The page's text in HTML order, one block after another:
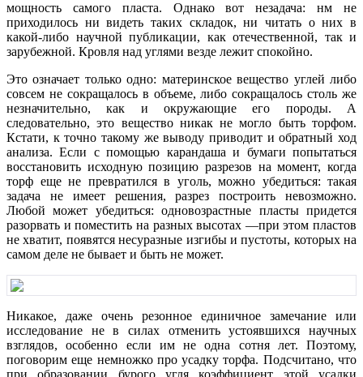
мощность самого пласта. Однако вот незадача: нм не
приходилось ни видеть таких складок, ни читать о них в
какой-либо научной публикации, как отечественной, так и
зарубежной. Кровля над углями везде лежит спокойно.
Это означает только одно: материнское вещество углей либо
совсем не сокращалось в объеме, либо сокращалось столь же
незначительно, как и окружающие его породы. А
следовательно, это вещество никак не могло быть торфом.
Кстати, к точно такому же выводу приводит и обратный ход
анализа. Если с помощью карандаша и бумаги попытаться
восстановить исходную позицию разрезов на момент, когда
торф еще не превратился в уголь, можно убедиться: такая
задача не имеет решения, разрез построить невозможно.
Любой может убедиться: одновозрастные пласты придется
разорвать и поместить на разных высотах —при этом пластов
не хватит, появятся несуразные изгибы и пустоты, которых на
самом деле не бывает и быть не может.
Никакое, даже очень резонное единичное замечание или
исследование не в силах отменить устоявшихся научных
взглядов, особенно если им не одна сотня лет. Поэтому,
поговорим еще немножко про усадку торфа. Подсчитано, что
при образовании бурого угля коэффициент этой усадки